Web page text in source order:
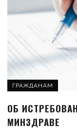
ГРАЖДАНАМ
ОБ
МИНЗДРАВЕ